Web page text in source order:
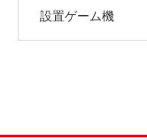
設置ゲーム機